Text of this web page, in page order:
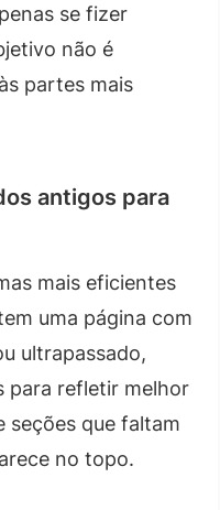
se fizer
não é
partes mais
antigos para
mais eficientes
uma página com
ultrapassado,
para refletir melhor
seções que faltam
no topo.